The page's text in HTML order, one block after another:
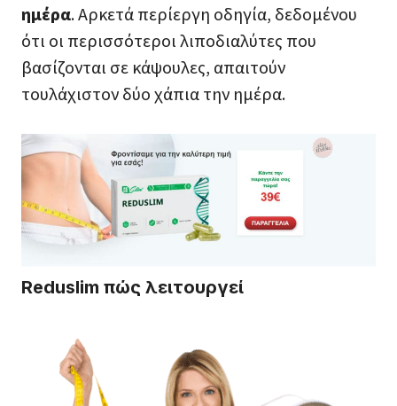
ημέρα. Αρκετά περίεργη οδηγία, δεδομένου
ότι οι περισσότεροι λιποδιαλύτες που
βασίζονται σε κάψουλες, απαιτούν
τουλάχιστον δύο χάπια την ημέρα.
Reduslim πώς λειτουργεί